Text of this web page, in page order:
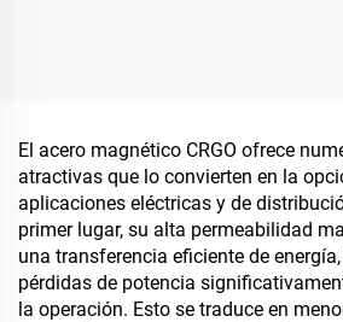
El acero magnético CRGO ofrece
atractivas que lo convierten en la
aplicaciones eléctricas y de
primer lugar, su alta permeabilidad
una transferencia eficiente de
pérdidas de potencia
la operación. Esto se traduce en